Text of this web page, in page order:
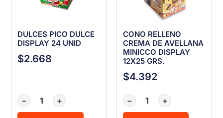
DULCES PICO DULCE
DISPLAY 24 UNID
$2.668
− +
CONO RELLENO
CREMA DE AVELLANA
MINICCO DISPLAY
12X25 GRS.
$4.392
− +